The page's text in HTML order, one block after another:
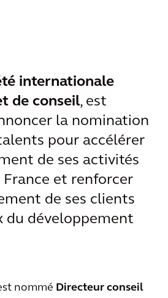
internationale
de conseil, est
la nomination
pour accélérer
de ses activités
France et renforcer
de ses clients
du développement
nommé Directeur conseil